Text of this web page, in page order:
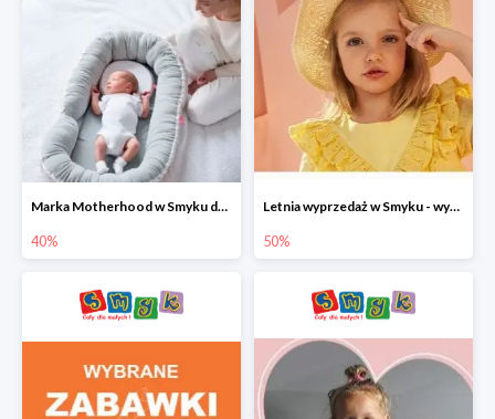
Marka Motherhood w Smyku do -40%
40%
Letnia wyprzedaż w Smyku - wybrane ubrania i buty do -50%
50%